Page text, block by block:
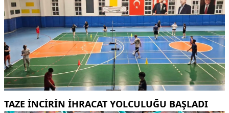
TAZE INCIRIN IHRACAT YOLCULUĞU BAŞLADI